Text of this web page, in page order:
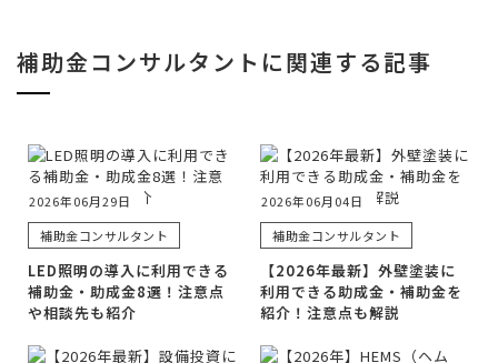
補助金コンサルタントに関連する記事
2026年06月29日
補助金コンサルタント
LED照明の導入に利用できる
補助金・助成金8選！注意点
や相談先も紹介
2026年06月04日
補助金コンサルタント
【2026年最新】外壁塗装に
利用できる助成金・補助金を
紹介！注意点も解説